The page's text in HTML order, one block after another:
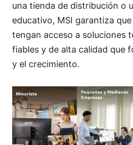
una tienda de distribución o
educativo, MSI garantiza
tengan acceso a soluciones
fiables y de alta calidad que
y el crecimiento.